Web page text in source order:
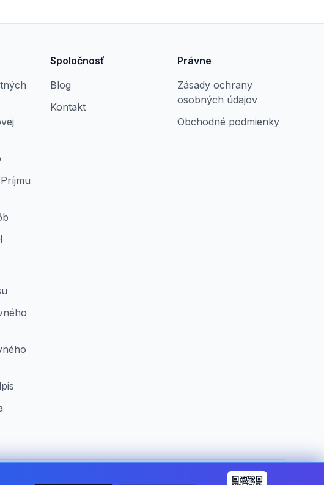
Spoločnosť
Blog
Kontakt
Právne
Zásady ochrany
osobných údajov
Obchodné podmienky